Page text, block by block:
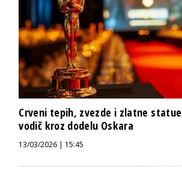
Crveni tepih, zvezde i zlatne
vodič kroz dodelu Oskara
13/03/2026 | 15:45